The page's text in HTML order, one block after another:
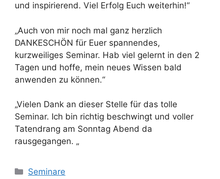
und inspirierend. Viel Erfolg Euch weiterhin!“
„Auch von mir noch mal ganz herzlich
DANKESCHÖN für Euer spannendes,
kurzweiliges Seminar. Hab viel gelernt in den 2
Tagen und hoffe, mein neues Wissen bald
anwenden zu können.“
„Vielen Dank an dieser Stelle für das tolle
Seminar. Ich bin richtig beschwingt und voller
Tatendrang am Sonntag Abend da
rausgegangen. „
Kategorien
Seminare